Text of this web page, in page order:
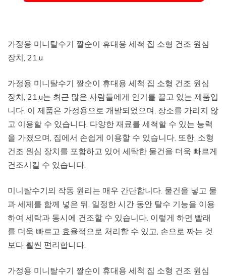
가정용 미니탈수기 짤순이 휴대용 세척 집 소형 건조 원심
장치, 21.u
가정용 미니탈수기 짤순이 휴대용 세척 집 소형 건조 원심
장치, 21.u는 최근 많은 사람들에게 인기를 끌고 있는 제품입
니다. 이 제품은 가정용으로 개발되었으며, 장소를 가리지 않
고 이용할 수 있습니다. 다양한 재료를 세척할 수 있는 능력
을 가졌으며, 집에서 손쉽게 이용할 수 있습니다. 또한, 소형
건조 원심 장치를 포함하고 있어 세탁한 물건을 더욱 빠르게
건조시킬 수 있습니다.
미니탈수기의 작동 원리는 매우 간단합니다. 물건을 넣고 물
과 세제를 함께 넣은 뒤, 일정한 시간 동안 탈수 기능을 이용
하여 세탁과 동시에 건조할 수 있습니다. 이렇게 하면 빨래
를 더욱 빠르고 효율적으로 처리할 수 있고, 손으로 짜는 것
보다 훨씬 편리합니다.
가정용 미니탈수기 짤순이 휴대용 세척 집 소형 건조 원심